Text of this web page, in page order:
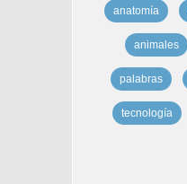
anatomía
animales
palabras
tecnología